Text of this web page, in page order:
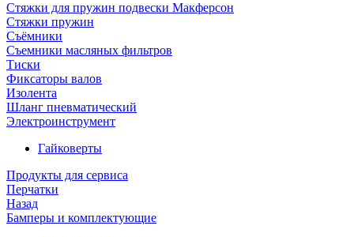
Стяжки для пружин подвески Макферсон
Стяжки пружин
Съёмники
Съемники масляных фильтров
Тиски
Фиксаторы валов
Изолента
Шланг пневматический
Электроинструмент
Гайковерты
Продукты для сервиса
Перчатки
Назад
Бамперы и комплектующие